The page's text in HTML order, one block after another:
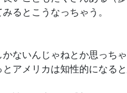
るとこうなっちゃう。
ないんじゃねとか思っち
アメリカは知性的になる